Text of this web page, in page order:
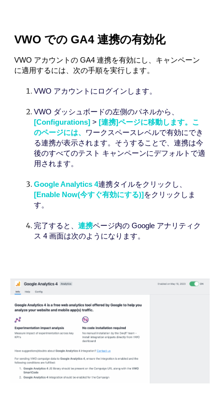
VWO での GA4 連携の有効化
VWO アカウントの GA4 連携を有効にし、キャンペーン
に適用するには、次の手順を実行します。
VWO アカウントにログインします。
VWO ダッシュボードの左側のパネルから、
[Configurations] >[連携]ページに移動します。こ
のページには、 ワークスペースレベルで有効にでき
る連携が表示されます。そうすることで、連携は今
後のすべてのテスト キャンペーンにデフォルトで適
用されます。
Google Analytics 4連携タイルをクリックし、
[Enable Now(今すぐ有効にする)]をクリックしま
す。
完了すると、連携ページ内の Google アナリティク
ス 4 画面は次のようになります。